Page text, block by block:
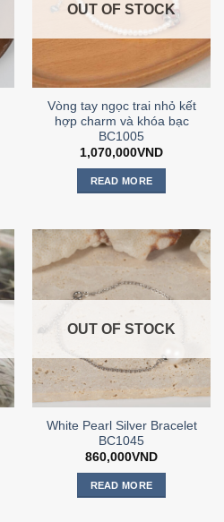
OUT OF STOCK
Vòng tay ngọc trai nhỏ kết
hợp charm và khóa bạc
BC1005
1,070,000VND
READ MORE
OUT OF STOCK
White Pearl Silver Bracelet
BC1045
860,000VND
READ MORE